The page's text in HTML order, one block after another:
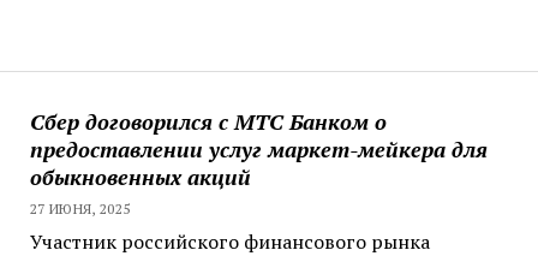
Сбер договорился с МТС Банком о
предоставлении услуг маркет-мейкера для
обыкновенных акций
27 ИЮНЯ, 2025
Участник российского финансового рынка